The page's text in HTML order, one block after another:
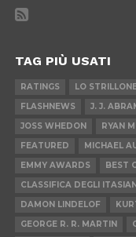
TAG PIÙ USATI
RATINGS LO
FLASHNEWS
J. J.
JOSS WHEDON
RYAN
FEATURED
MICHAEL
EMMY AWARDS
BEST
CLASSIFICA DEGLI
DAMON LINDELOF
GEORGE R. R. MARTIN